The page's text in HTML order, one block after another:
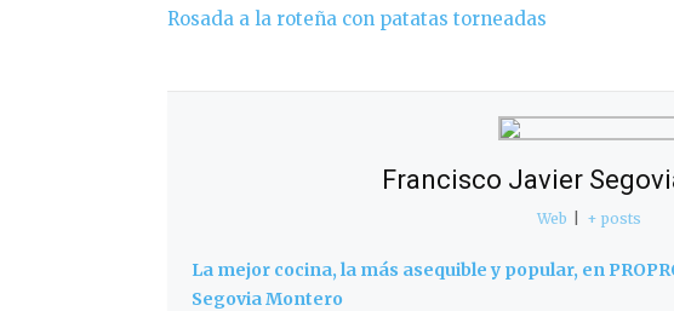
Rosada a la roteña con patatas torneadas
Francisco Javier
Web + posts
La mejor cocina, la más asequible y popular, en
Segovia Montero